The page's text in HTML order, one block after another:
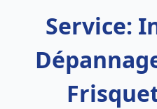
Service: